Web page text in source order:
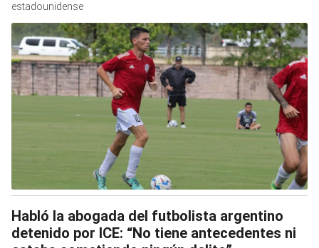
estadounidense
Habló la abogada del futbolista argentino
detenido por ICE: “No tiene antecedentes ni